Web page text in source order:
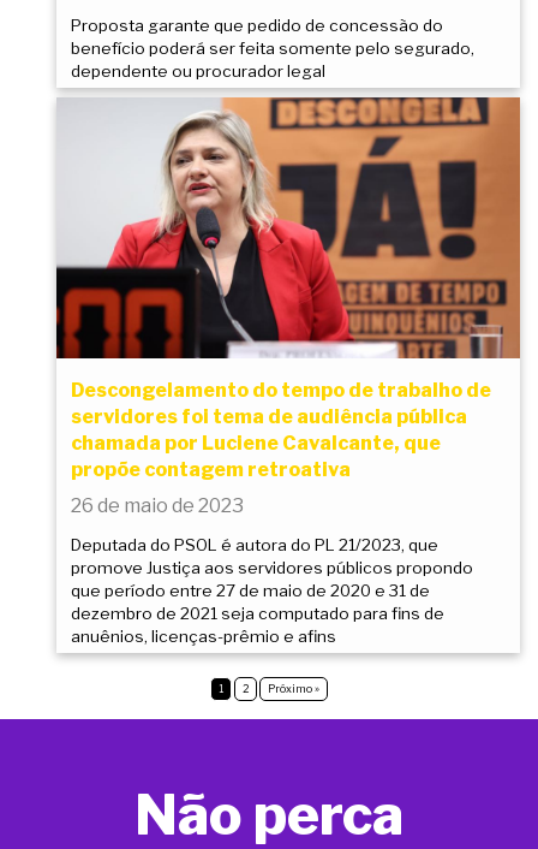
Proposta garante que pedido de concessão do
benefício poderá ser feita somente pelo segurado,
dependente ou procurador legal
Descongelamento do tempo de trabalho de
servidores foi tema de audiência pública
chamada por Luciene Cavalcante, que
propõe contagem retroativa
26 de maio de 2023
Deputada do PSOL é autora do PL 21/2023, que
promove Justiça aos servidores públicos propondo
que período entre 27 de maio de 2020 e 31 de
dezembro de 2021 seja computado para fins de
anuênios, licenças-prêmio e afins
1 2 Próximo »
Não perca